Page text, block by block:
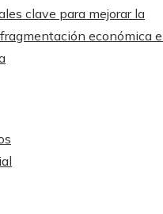
clave para mejorar la
económica